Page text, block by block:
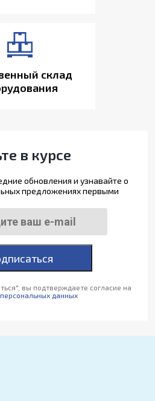
склад
в курсе
обновления и узнавайте о
предложениях первыми
вы подтверждаете согласие на
персональных данных